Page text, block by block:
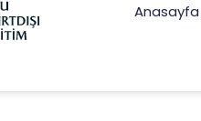
Anasayfa